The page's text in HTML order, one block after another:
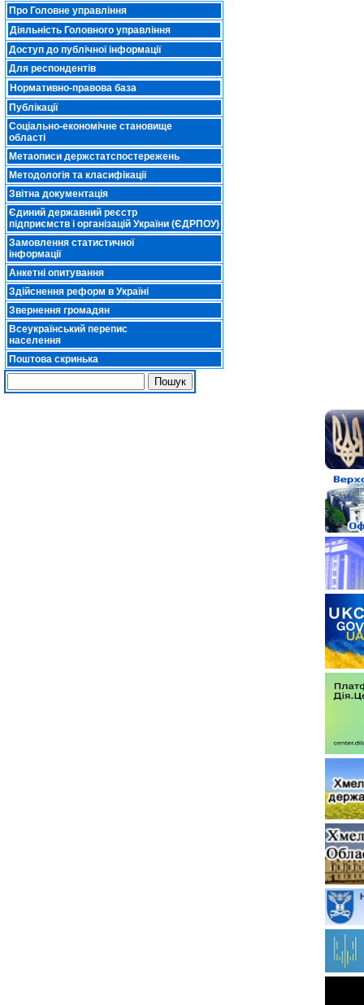
Про Головне управління
Діяльність Головного управління
Доступ до публічної інформації
Для респондентів
Нормативно-правова база
Публікації
Соціально-економічне становище
області
Метаописи держстатспостережень
Методологія та класифікації
Звітна документація
Єдиний державний реєстр
підприємств і організацій України (ЄДРПОУ)
Замовлення статистичної
інформації
Анкетні опитування
Здійснення реформ в Україні
Звернення громадян
Всеукраїнський перепис
населення
Поштова скринька